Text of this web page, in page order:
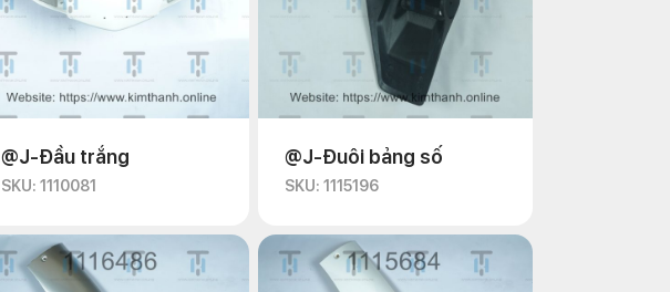
@J-Đầu trắng
SKU: 1110081
@J-Đuôi bảng số
SKU: 1115196